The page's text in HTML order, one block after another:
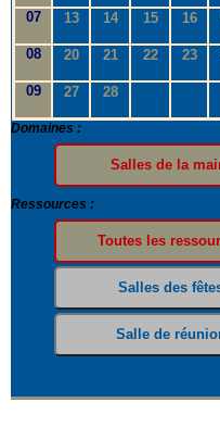
07 13 14 15 16
08 20 21 22 23
09 27 28
Domaines :
Ressources :